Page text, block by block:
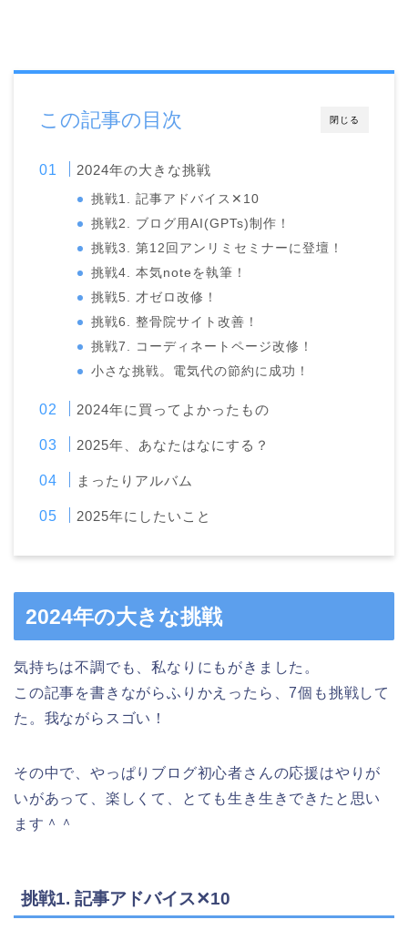
閉じる
この記事の目次
2024年の大きな挑戦
挑戦1. 記事アドバイス✕10
挑戦2. ブログ用AI(GPTs)制作！
挑戦3. 第12回アンリミセミナーに登壇！
挑戦4. 本気noteを執筆！
挑戦5. 才ゼロ改修！
挑戦6. 整骨院サイト改善！
挑戦7. コーディネートページ改修！
小さな挑戦。電気代の節約に成功！
2024年に買ってよかったもの
2025年、あなたはなにする？
まったりアルバム
2025年にしたいこと
2024年の大きな挑戦
気持ちは不調でも、私なりにもがきました。
この記事を書きながらふりかえったら、7個も挑戦して
た。我ながらスゴい！
その中で、やっぱりブログ初心者さんの応援はやりが
いがあって、楽しくて、とても生き生きできたと思い
ます＾＾
挑戦1. 記事アドバイス✕10